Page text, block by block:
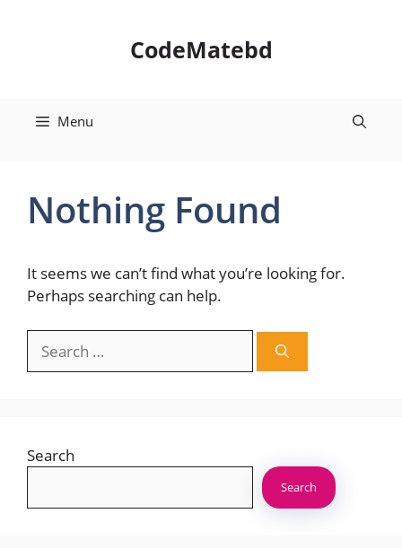
CodeMatebd
Menu
Nothing Found
It seems we can’t find what you’re looking for.
Perhaps searching can help.
for:
Search
Search